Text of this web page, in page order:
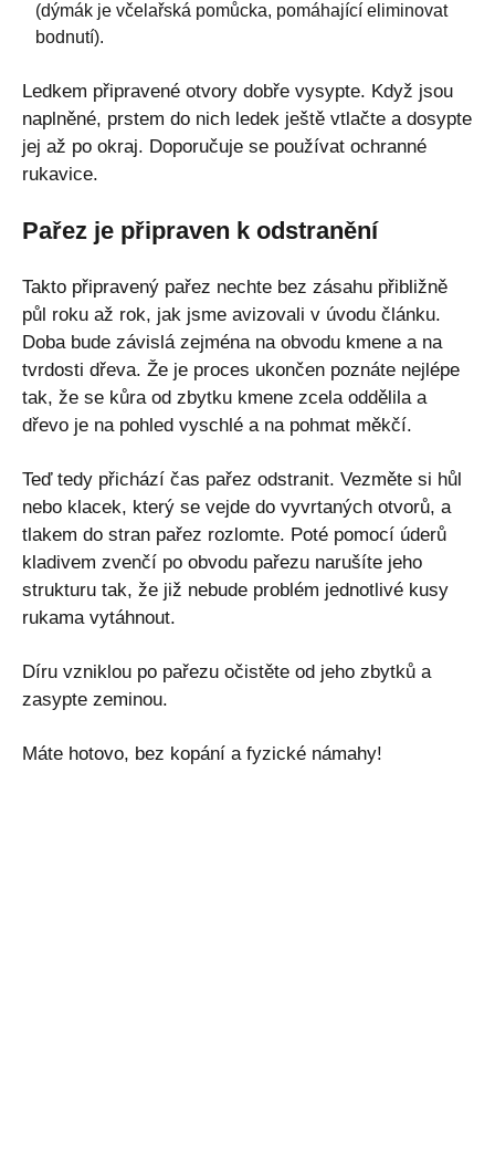
(dýmák je včelařská pomůcka, pomáhající eliminovat
bodnutí).
Ledkem připravené otvory dobře vysypte. Když jsou
naplněné, prstem do nich ledek ještě vtlačte a dosypte
jej až po okraj. Doporučuje se používat ochranné
rukavice.
Pařez je připraven k odstranění
Takto připravený pařez nechte bez zásahu přibližně
půl roku až rok, jak jsme avizovali v úvodu článku.
Doba bude závislá zejména na obvodu kmene a na
tvrdosti dřeva. Že je proces ukončen poznáte nejlépe
tak, že se kůra od zbytku kmene zcela oddělila a
dřevo je na pohled vyschlé a na pohmat měkčí.
Teď tedy přichází čas pařez odstranit. Vezměte si hůl
nebo klacek, který se vejde do vyvrtaných otvorů, a
tlakem do stran pařez rozlomte. Poté pomocí úderů
kladivem zvenčí po obvodu pařezu narušíte jeho
strukturu tak, že již nebude problém jednotlivé kusy
rukama vytáhnout.
Díru vzniklou po pařezu očistěte od jeho zbytků a
zasypte zeminou.
Máte hotovo, bez kopání a fyzické námahy!